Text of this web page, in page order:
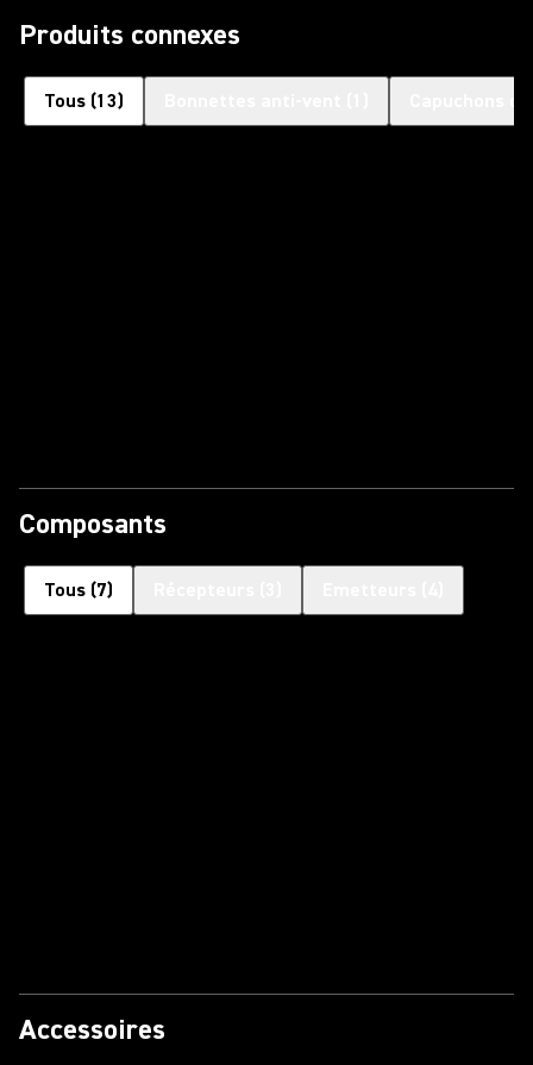
Produits connexes
Tous (13)
Composants
Tous (7)
Accessoires